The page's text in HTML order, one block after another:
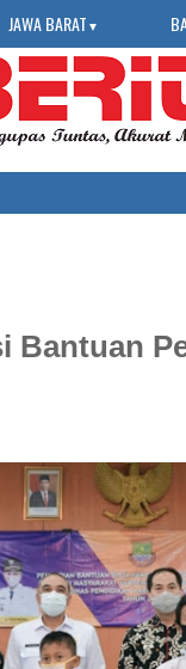
JAWA BARAT ▼
Bantuan